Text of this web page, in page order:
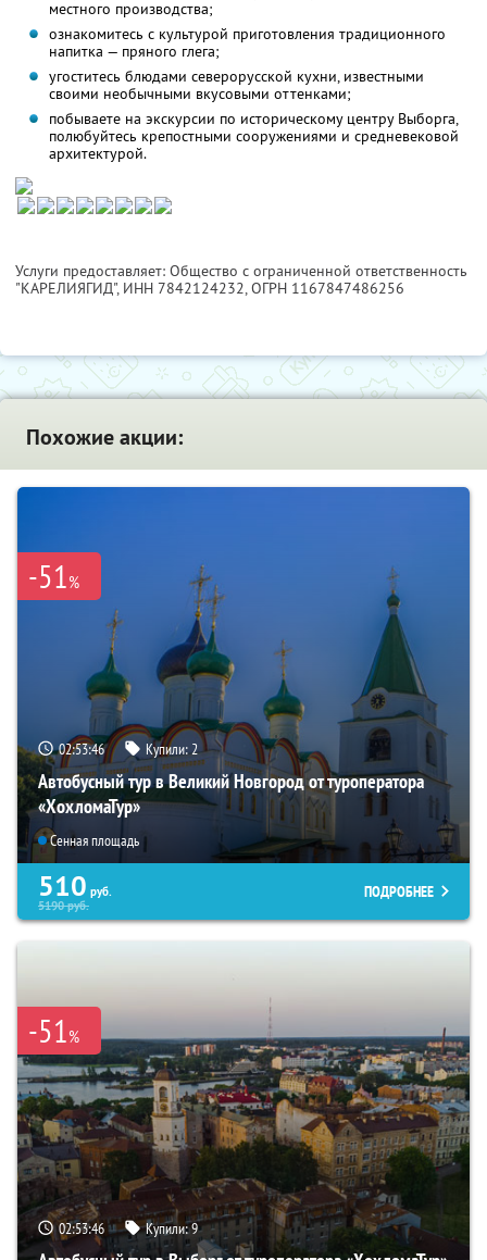
местного производства;
ознакомитесь с культурой приготовления традиционного
напитка — пряного глега;
угоститесь блюдами северорусской кухни, известными
своими необычными вкусовыми оттенками;
побываете на экскурсии по историческому центру Выборга,
полюбуйтесь крепостными сооружениями и средневековой
архитектурой.
Услуги предоставляет: Общество с ограниченной ответственность
"КАРЕЛИЯГИД", ИНН 7842124232, ОГРН 1167847486256
Похожие акции:
-51%
02:53:45 Купили:2
Автобусный тур в Великий Новгород от туроператора
«ХохломаТур»
Сенная площадь
510 руб.
5190руб.
ПОДРОБНЕЕ
-51%
02:53:45 Купили:9